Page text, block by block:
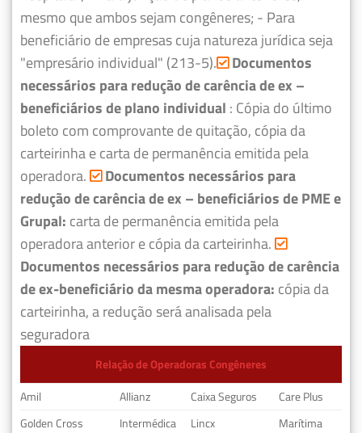
mesmo que ambos sejam congêneres; - Para
beneficiário de empresas cuja natureza jurídica seja
"empresário individual" (213-5). Documentos
necessários para redução de carência de ex –
beneficiários de plano individual : Cópia do último
boleto com comprovante de quitação, cópia da
carteirinha e carta de permanência emitida pela
operadora.
Documentos necessários para
redução de carência de ex – beneficiários de PME e
Grupal: carta de permanência emitida pela
operadora anterior e cópia da carteirinha.
Documentos necessários para redução de carência
de ex-beneficiário da mesma operadora: cópia da
carteirinha, a redução será analisada pela
seguradora
Relação de Operadoras Congêneres
Amil
Allianz Caixa Seguros
Care Plus
Golden Cross
Intermédica Lincx
Marítima